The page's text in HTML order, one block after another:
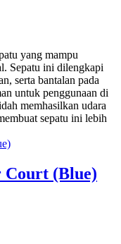
yang mampu
Sepatu ini dilengkapi
serta bantalan pada
untuk penggunaan di
memhasilkan udara
sepatu ini lebih
Court (Blue)